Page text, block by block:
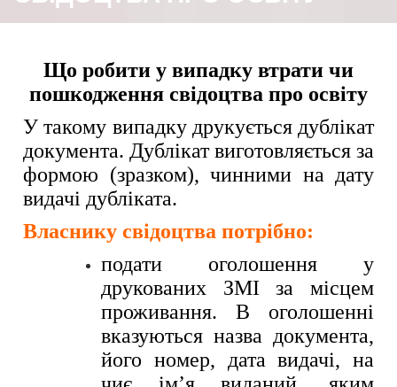
Що робити у випадку втрати чи
пошкодження свідоцтва про освіту
У такому випадку друкується дублікат
документа. Дублікат виготовляється за
формою (зразком), чинними на дату
видачі дубліката.
Власнику свідоцтва потрібно:
подати оголошення у
друкованих ЗМІ за місцем
проживання. В оголошенні
вказуються назва документа,
його номер, дата видачі, на